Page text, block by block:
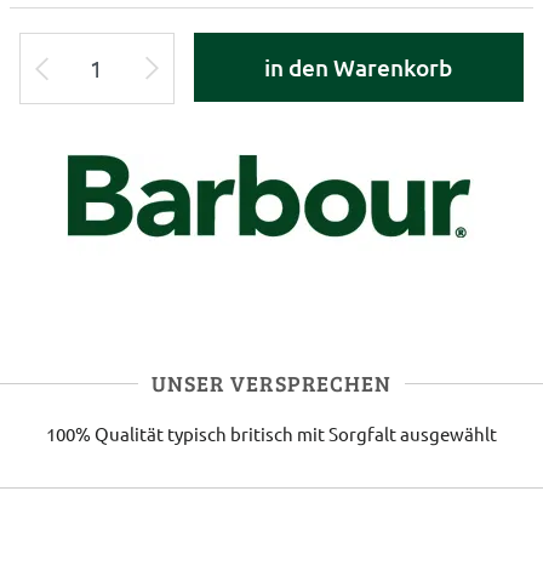
in den Warenkorb
UNSER VERSPRECHEN
100% Qualität typisch britisch mit Sorgfalt ausgewählt